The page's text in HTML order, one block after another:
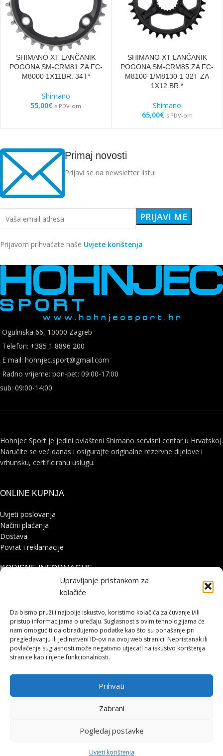
Upravljanje pristankom za
kolačiće
Da bismo pružili najbolje iskustvo, koristimo kolačića za čuvanje i/ili
pristup informacijama o uređaju. Suglasnost s ovim tehnologijama će
nam omogućiti da obrađujemo podatke kao što su ponašanje pri
pregledavanju ili jedinstveni ID-ovi na ovoj web stranici. Nepristanak ili
povlačenje suglasnosti može negativno utjecati na iskustvo korištenja
stranice kao i njene funkcionalnosti.
Prihvati
Zabrani
Pogledaj postavke
Uvjeti korištenja
SHIMANO XT LANČANIK
POGONA SM-CRM81 ZA FC-
M8000 1X11BR. 34T*
Shimano
55,00€ s PDV-om
SHIMANO XT LANČANIK
POGONA SM-CRM85 ZA FC-
M8100-1/M8130-1 32T ZA
1X12.BR.*
Shimano
65,00€ s PDV-om
Primaj novosti
Prijavi se na newsletter listu!
Prijavom prihvaćate naše Uvjete korištenja
Ogulinska 66, 10000 Zagreb
Telefon: +385 1 8896 200
E mail: hohnjec.sport@gmail.com
Radno vrijeme: pon-pet: 09:00-17:00
sub: 09:00-14:00
Hohnjec Sport je jedini ovlašteni Shimano servisni centar u Hrvatskoj.
Naručite se već danas i osigurajte originalne rezervne dijelove i
vrhunsku, certificiranu uslugu.
ONLINE KUPNJA
Uvjeti poslovanja
Načini plaćanja
Dostava
Povrat i reklamacije
KORISNE INFORMACIJE
Zaštita osobnih podataka
Pohvale i prigovori
Platforma za online rješavanje sporova
STRANICE
Shimano servisni centar
Kontakt
HOHNJEC SPORT 2021 IZRADALUMEN TRŽIŠNE KOMUNIKACIJE.